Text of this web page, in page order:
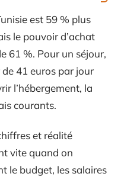
est 59 % plus
le pouvoir d’achat
61 %. Pour un séjour,
41 euros par jour
l’hébergement, la
courants.
et réalité
vite quand on
le budget, les salaires